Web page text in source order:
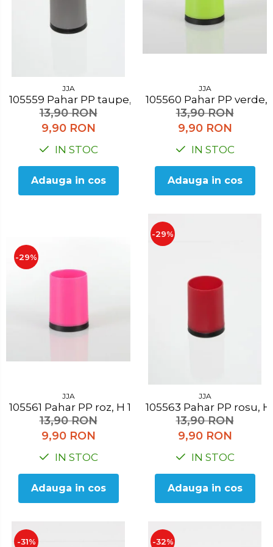
Accesorii pentru toaleta
Bare si carlige pentru prosoape
Boluri
Bucatarie
Decoratiuni
Carlige si agatatoare
Cutii si cosuri pentru depozitare
Organizatoare mici
Suport farfurii
Suport vesela
Tacamuri
Vase de gatit
JJA
105559 Pahar PP taupe, H 10.3 cm
13,90 RON
9,90 RON
IN STOC
Adauga in cos
JJA
105560 Pahar PP
13,90 RON
9,90 RON
IN STOC
Adauga in cos
-29%
JJA
105561 Pahar PP roz, H 10.3 cm
13,90 RON
9,90 RON
IN STOC
Adauga in cos
-29%
JJA
105563 Pahar PP
13,90 RON
9,90 RON
IN STOC
Adauga in cos
-31% -32%